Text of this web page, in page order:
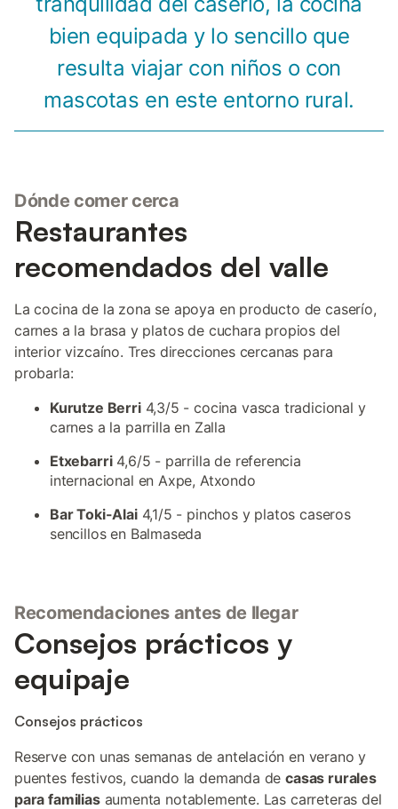
bien equipada y lo sencillo que
resulta viajar con niños o con
mascotas en este entorno rural.
Dónde comer cerca
Restaurantes
recomendados del valle
La cocina de la zona se apoya en producto de caserío,
carnes a la brasa y platos de cuchara propios del
interior vizcaíno. Tres direcciones cercanas para
probarla:
Kurutze Berri4,3/5 - cocina vasca tradicional y
carnes a la parrilla en Zalla
Etxebarri4,6/5 - parrilla de referencia
internacional en Axpe, Atxondo
Bar Toki-Alai4,1/5 - pinchos y platos caseros
sencillos en Balmaseda
Recomendaciones antes de llegar
Consejos prácticos y
equipaje
Consejos prácticos
Reserve con unas semanas de antelación en verano y
puentes festivos, cuando la demanda decasas rurales
para familiasaumenta notablemente. Las carreteras del